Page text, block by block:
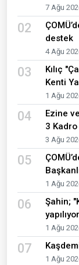
7 Ağu
02
destek
4 Ağu
03
Kılıç
Kenti
1 Ağu
04
Ezine
3 Kadro
3 Ağu
05
1 Ağu
06
Şahin;
1 Ağu
07
1 Ağu